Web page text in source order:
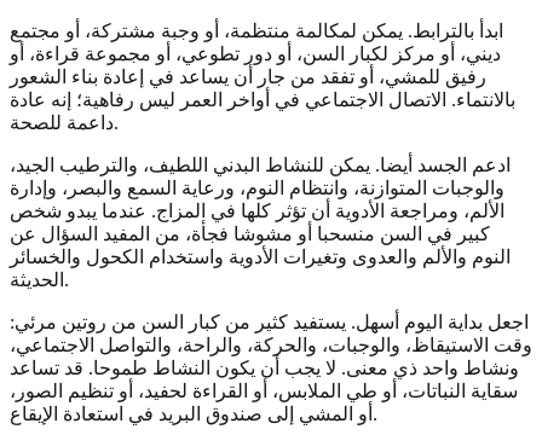
ابدأ بالترابط. يمكن لمكالمة منتظمة، أو وجبة مشتركة، أو مجتمع
ديني، أو مركز لكبار السن، أو دور تطوعي، أو مجموعة قراءة، أو
رفيق للمشي، أو تفقد من جار أن يساعد في إعادة بناء الشعور
بالانتماء. الاتصال الاجتماعي في أواخر العمر ليس رفاهية؛ إنه عادة
داعمة للصحة.
ادعم الجسد أيضا. يمكن للنشاط البدني اللطيف، والترطيب الجيد،
والوجبات المتوازنة، وانتظام النوم، ورعاية السمع والبصر، وإدارة
الألم، ومراجعة الأدوية أن تؤثر كلها في المزاج. عندما يبدو شخص
كبير في السن منسحبا أو مشوشا فجأة، من المفيد السؤال عن
النوم والألم والعدوى وتغيرات الأدوية واستخدام الكحول والخسائر
الحديثة.
اجعل بداية اليوم أسهل. يستفيد كثير من كبار السن من روتين مرئي:
وقت الاستيقاظ، والوجبات، والحركة، والراحة، والتواصل الاجتماعي،
ونشاط واحد ذي معنى. لا يجب أن يكون النشاط طموحا. قد تساعد
سقاية النباتات، أو طي الملابس، أو القراءة لحفيد، أو تنظيم الصور،
أو المشي إلى صندوق البريد في استعادة الإيقاع.